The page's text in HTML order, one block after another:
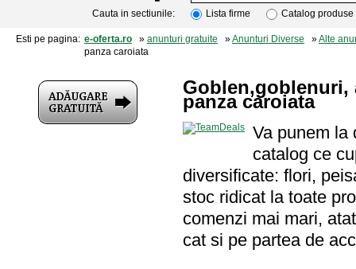
Cauta in sectiunile: Lista firme Catalog produse
Esti pe pagina: e-oferta.ro » anunturi gratuite »Anunturi Diverse »Alte
panza caroiata
Goblen,goblenuri,
panza caroiata
Va punem la
catalog ce
diversificate: flori,
stoc ridicat la toate
comenzi mai mari,
cat si pe partea de